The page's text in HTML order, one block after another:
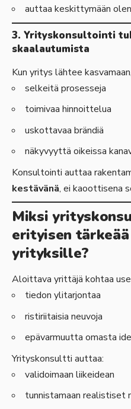
auttaa keskittymään
3. Yrityskonsultointi
skaalautumista
Kun yritys lähtee
selkeitä prosesseja
toimivaa hinnoittelua
uskottavaa brändiä
näkyvyyttä oikeissa
Konsultointi auttaa
kestävänä, ei kaoottisena
Miksi
erityisen
yrityksille?
Aloittava yrittäjä kohtaa
tiedon ylitarjontaa
ristiriitaisia neuvoja
epävarmuutta omasta
Yrityskonsultti auttaa:
validoimaan liikeidean
tunnistamaan realistiset